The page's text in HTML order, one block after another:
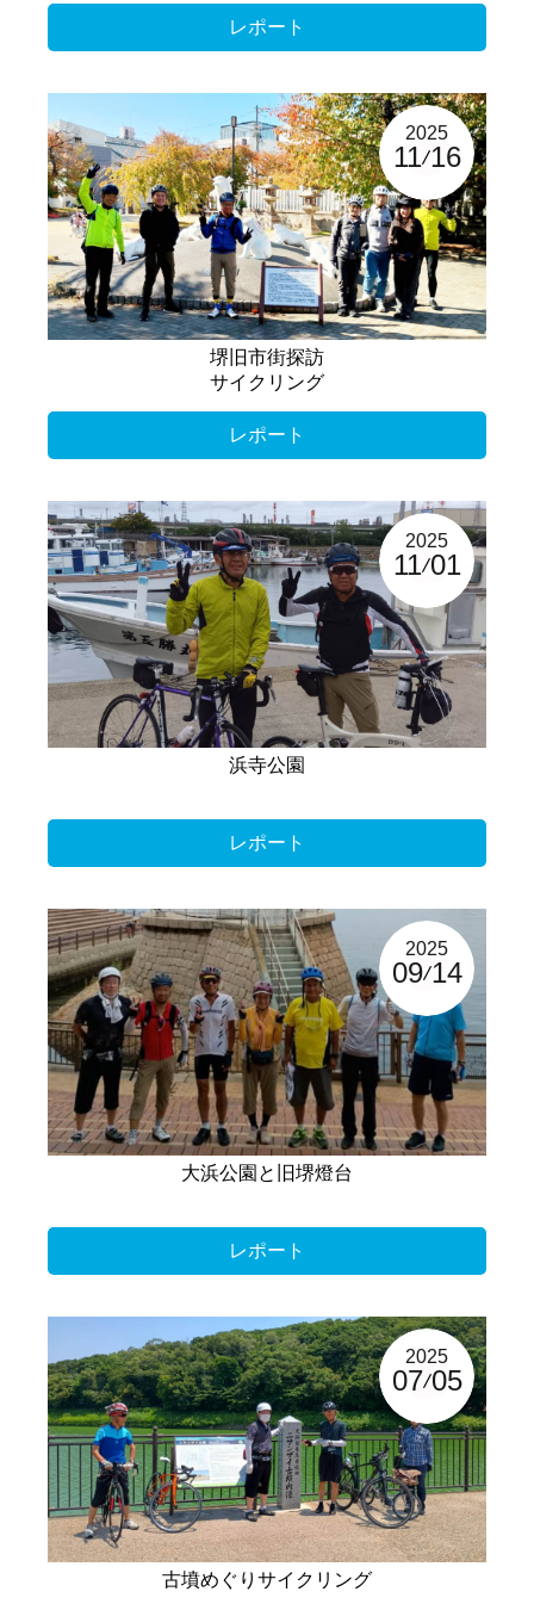
レポート
2025
11 16
堺旧市街探訪
サイクリング
レポート
2025
11 01
浜寺公園
レポート
2025
09 14
大浜公園と旧堺燈台
レポート
2025
07 05
古墳めぐりサイクリング